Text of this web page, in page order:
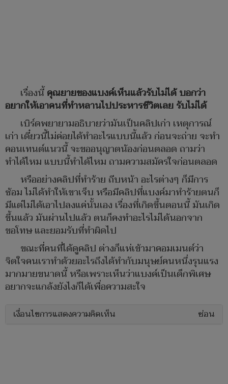
เรื่องนี้คุณยายของแบงค์เห็นแล้วรับไม่ได้ บอกว่า
อยากให้เอาคนที่ทำหลานไปประหารชีวิตเลย รับไม่ได้
เบิร์ดพยายามอธิบายว่ามันเป็นคลิปเก่า เหตุการณ์
เก่า เดี๋ยวนี้ไม่ค่อยได้ทำอะไรแบบนี้แล้ว ก่อนจะถ่าย จะทำ
คอนเทนต์แนวนี้ จะขออนุญาตน้องก่อนตลอด ถามว่า
ทำได้ไหม แบบนี้ทำได้ไหม ถามความสมัครใจก่อนตลอด
หรืออย่างคลิปที่ทำร้าย ถีบหน้า อะไรต่างๆ ก็มีการ
ซ้อม ไม่ได้ทำให้เขาเจ็บ หรือมีคลิปที่แบงค์มาทำร้ายตนก็
มีแต่ไม่ได้เอาไปลงแค่นั้นเอง เรื่องที่เกิดขึ้นตอนนี้ มันเกิด
ขึ้นแล้ว มันผ่านไปแล้ว ตนก็คงทำอะไรไม่ได้นอกจาก
ขอโทษ และยอมรับที่ทำผิดไป
ขณะที่คนที่ได้ดูคลิป ต่างก็แห่เข้ามาคอมเมนต์ว่า
จิตใจคนเราทำด้วยอะไรถึงได้ทำกับมนุษย์คนหนึ่งรุนแรง
มากมายขนาดนี้ หรือเพราะเห็นว่าแบงค์เป็นเด็กพิเศษ
อยากจะแกล้งยังไงก็ได้เพื่อความสะใจ
เงื่อนไขการแสดงความคิดเห็น ซ่อน